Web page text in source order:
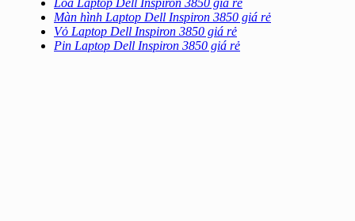
Màn hình Laptop Dell Inspiron 3850 giá rẻ
Vỏ Laptop Dell Inspiron 3850 giá rẻ
Pin Laptop Dell Inspiron 3850 giá rẻ